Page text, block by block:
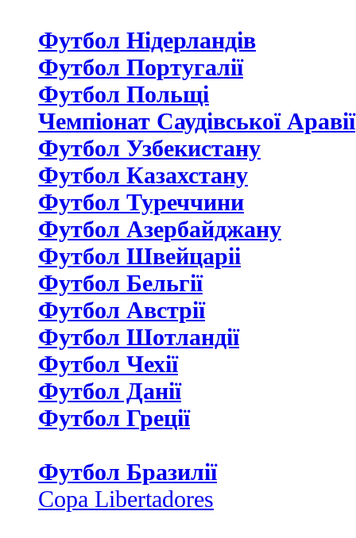
Футбол Нідерландiв
Футбол Португалії
Футбол Польщі
Чемпіонат Саудівської Аравії
Футбол Узбекистану
Футбол Казахстану
Футбол Туреччини
Футбол Азербайджану
Футбол Швейцаріі
Футбол Бельгії
Футбол Австрії
Футбол Шотландії
Футбол Чехії
Футбол Данії
Футбол Греції
Футбол Бразилії
Copa Libertadores